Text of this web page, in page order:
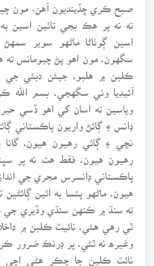
صبح ڪري ڇڏينديون آهن، مون
ته نه پر هڪ بجي تائين اسين
اسين ڳوٺاڻا ماڻهو سوير
سگهون. مون اهو پڻ چيومانس ته
ڪلبن ۾ هلبو. جيئن دبئي جي
آئيڊيا وٺي سگهجي. بسم
وياسين ته اسان کي اهو ڏسي
ڊانس ۽ ڳائڻ واريون پاڪستاني
نچي ۽ ڳائي رهيون هيون. گانا
رهيون هيون. فقط هت نه پر
پاڪستاني ڊانسرس مجري جي
هيون. ماڻهو پئسا به ائين
ته سنڌ ۾ ڪنهن سنڌي وڏيري جي
ٿي رهي هئي. نائيٽ ڪلبن ۾
وغيره نه ٿئي. پر ڊرنڪ ضرور
نائٽ ڪلبن جا چڪر هڻي اچي